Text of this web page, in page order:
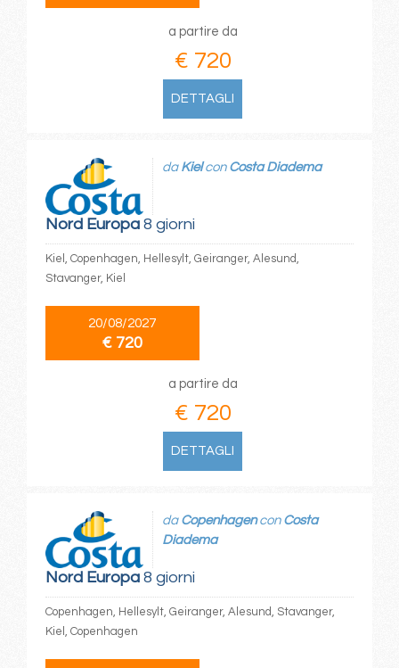
a partire da
€ 720
DETTAGLI
Nord Europa8 giorni
da Kielcon Costa Diadema
Kiel, Copenhagen, Hellesylt, Geiranger, Alesund,
Stavanger, Kiel
20/08/2027
€ 720
a partire da
€ 720
DETTAGLI
Nord Europa8 giorni
da Copenhagencon Costa
Diadema
Copenhagen, Hellesylt, Geiranger, Alesund, Stavanger,
Kiel, Copenhagen